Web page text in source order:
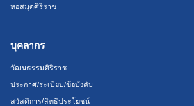
หอสมุดศิริราช
บุคลากร
วัฒนธรรมศิริราช
ประกาศ/ระเบียบ/ข้อบังคับ
สวัสดิการ/สิทธิประโยชน์